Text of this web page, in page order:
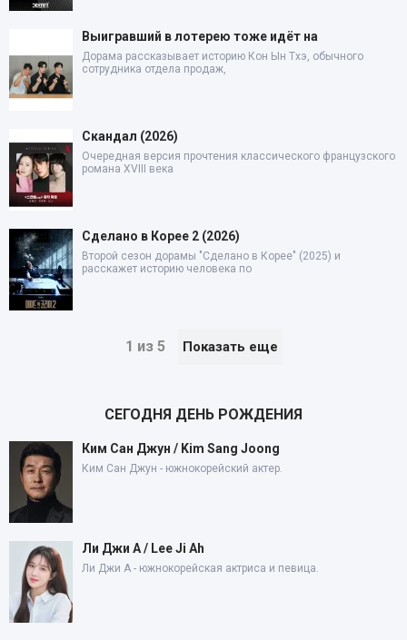
Выигравший в лотерею тоже идёт на
Дорама рассказывает историю Кон Ын Тхэ, обычного
сотрудника отдела продаж,
Скандал (2026)
Очередная версия прочтения классического французского
романа XVIII века
Сделано в Корее 2 (2026)
Второй сезон дорамы "Сделано в Корее" (2025) и
расскажет историю человека по
1 из 5 Показать еще
СЕГОДНЯ ДЕНЬ РОЖДЕНИЯ
Ким Сан Джун / Kim Sang Joong
Ким Сан Джун - южнокорейский актер.
Ли Джи А / Lee Ji Ah
Ли Джи А - южнокорейская актриса и певица.